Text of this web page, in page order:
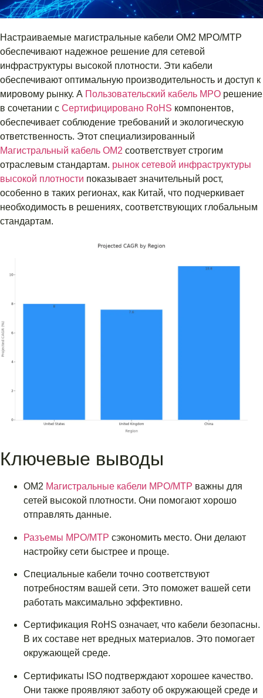
Настраиваемые магистральные кабели OM2 MPO/MTP
обеспечивают надежное решение для сетевой
инфраструктуры высокой плотности. Эти кабели
обеспечивают оптимальную производительность и доступ к
мировому рынку. А Пользовательский кабель MPO решение
в сочетании с Сертифицировано RoHS компонентов,
обеспечивает соблюдение требований и экологическую
ответственность. Этот специализированный
Магистральный кабель OM2 соответствует строгим
отраслевым стандартам. рынок сетевой инфраструктуры
высокой плотности показывает значительный рост,
особенно в таких регионах, как Китай, что подчеркивает
необходимость в решениях, соответствующих глобальным
стандартам.
Ключевые выводы
OM2 Магистральные кабели MPO/MTP важны для
сетей высокой плотности. Они помогают хорошо
отправлять данные.
Разъемы MPO/MTP сэкономить место. Они делают
настройку сети быстрее и проще.
Специальные кабели точно соответствуют
потребностям вашей сети. Это поможет вашей сети
работать максимально эффективно.
Сертификация RoHS означает, что кабели безопасны.
В их составе нет вредных материалов. Это помогает
окружающей среде.
Сертификаты ISO подтверждают хорошее качество.
Они также проявляют заботу об окружающей среде и